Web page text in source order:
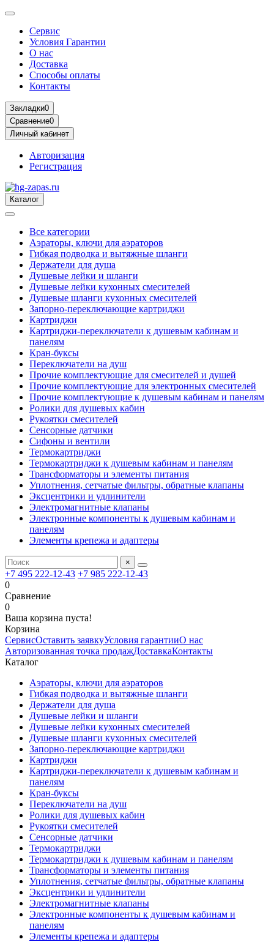
Сервис
Условия Гарантии
О нас
Доставка
Способы оплаты
Контакты
Закладки0
Сравнение0
Личный кабинет
Авторизация
Регистрация
Каталог
Все категории
Аэраторы, ключи для аэраторов
Гибкая подводка и вытяжные шланги
Держатели для душа
Душевые лейки и шланги
Душевые лейки кухонных смесителей
Душевые шланги кухонных смесителей
Запорно-переключающие картриджи
Картриджи
Картриджи-переключатели к душевым кабинам и
панелям
Кран-буксы
Переключатели на душ
Прочие комплектующие для смесителей и душей
Прочие комплектующие для электронных смесителей
Прочие комплектующие к душевым кабинам и панелям
Ролики для душевых кабин
Рукоятки смесителей
Сенсорные датчики
Сифоны и вентили
Термокартриджи
Термокартриджи к душевым кабинам и панелям
Трансформаторы и элементы питания
Уплотнения, сетчатые фильтры, обратные клапаны
Эксцентрики и удлинители
Электромагнитные клапаны
Электронные компоненты к душевым кабинам и
панелям
Элементы крепежа и адаптеры
×
+7 495 222-12-43 +7 985 222-12-43
0
Сравнение
0
Ваша корзина пуста!
Корзина
СервисОставить заявкуУсловия гарантииО нас
Авторизованная точка продажДоставкаКонтакты
Каталог
Аэраторы, ключи для аэраторов
Гибкая подводка и вытяжные шланги
Держатели для душа
Душевые лейки и шланги
Душевые лейки кухонных смесителей
Душевые шланги кухонных смесителей
Запорно-переключающие картриджи
Картриджи
Картриджи-переключатели к душевым кабинам и
панелям
Кран-буксы
Переключатели на душ
Ролики для душевых кабин
Рукоятки смесителей
Сенсорные датчики
Термокартриджи
Термокартриджи к душевым кабинам и панелям
Трансформаторы и элементы питания
Уплотнения, сетчатые фильтры, обратные клапаны
Эксцентрики и удлинители
Электромагнитные клапаны
Электронные компоненты к душевым кабинам и
панелям
Элементы крепежа и адаптеры